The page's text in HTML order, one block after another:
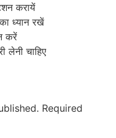
करायें
ध्यान रखें
करें
लेनी चाहिए
Required